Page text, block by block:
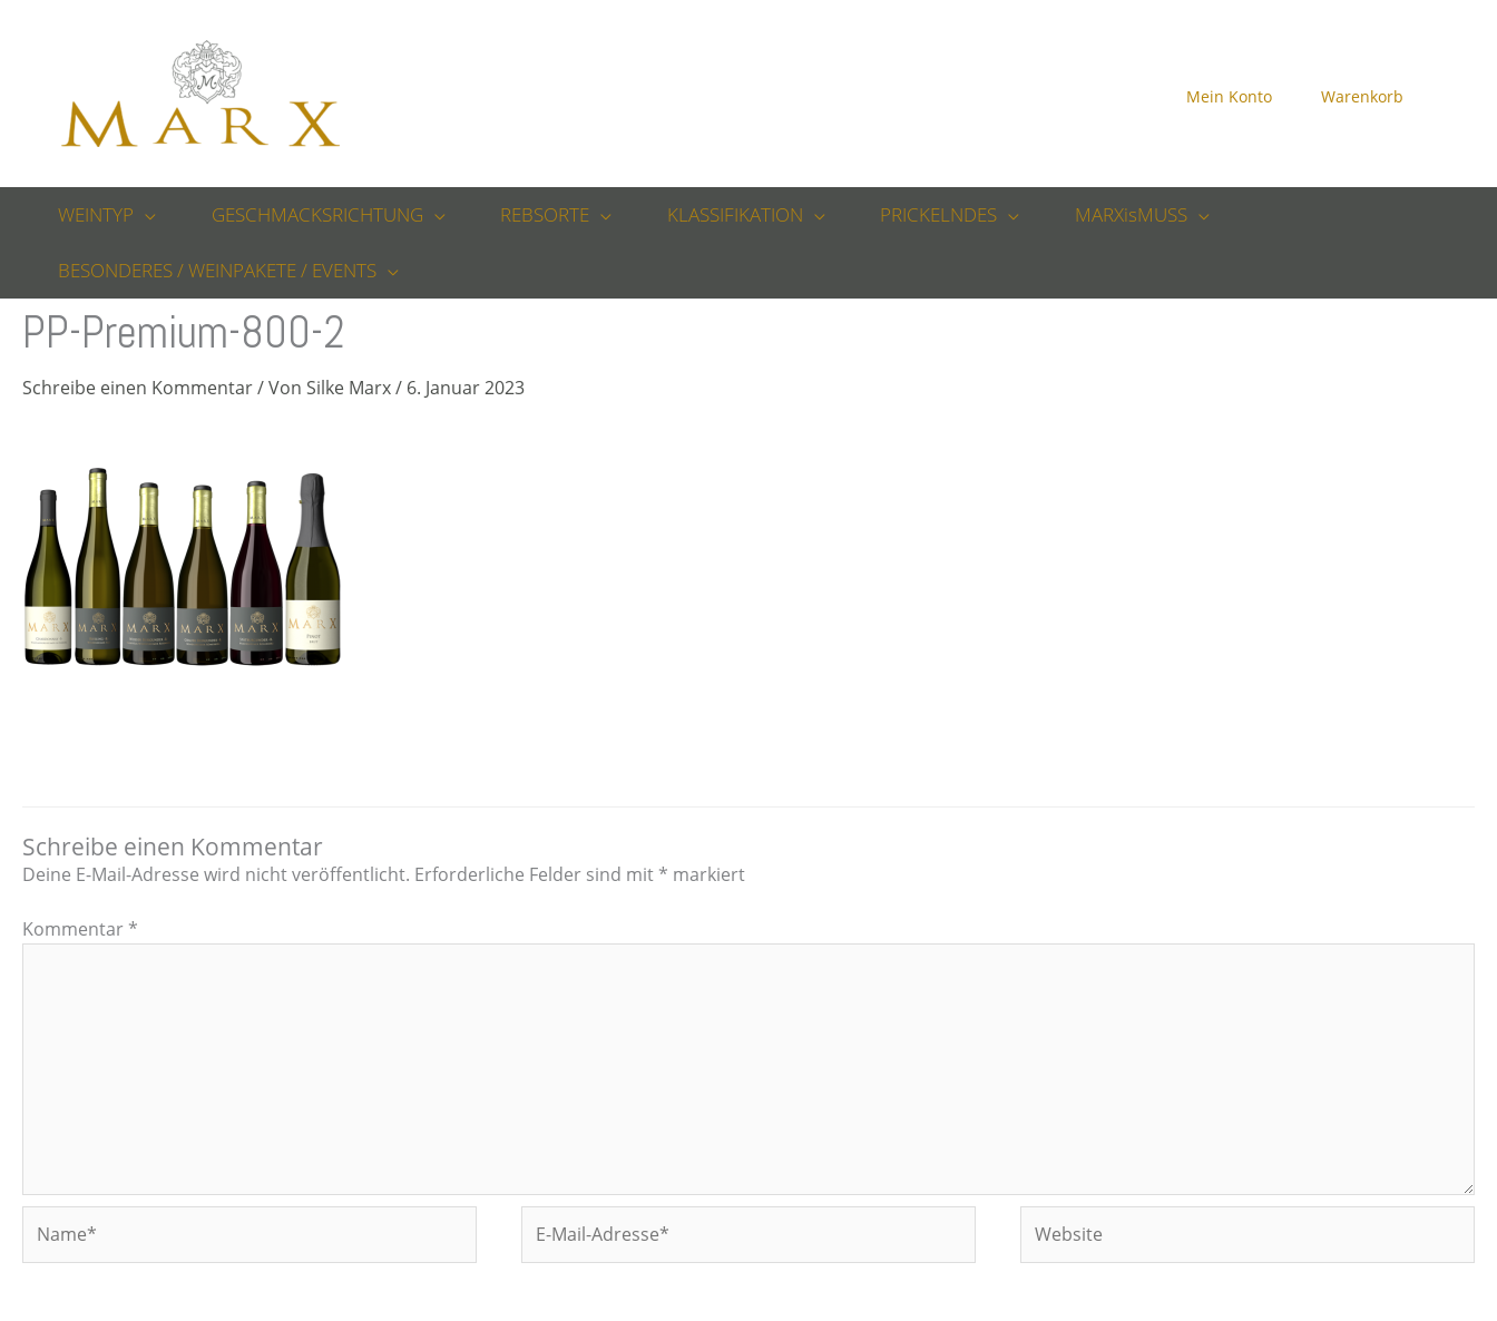
Mein Konto Warenkorb
WEINTYP GESCHMACKSRICHTUNG REBSORTE KLASSIFIKATION PRICKELNDES MARXisMUSS
BESONDERES / WEINPAKETE / EVENTS
PP-Premium-800-2
Schreibe einen Kommentar/ Von Silke Marx/ 6. Januar 2023
Schreibe einen Kommentar
Deine E-Mail-Adresse wird nicht veröffentlicht. Erforderliche Felder sind mit * markiert
Kommentar *
Mail-